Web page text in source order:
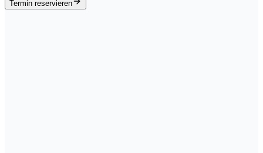
Termin reservieren